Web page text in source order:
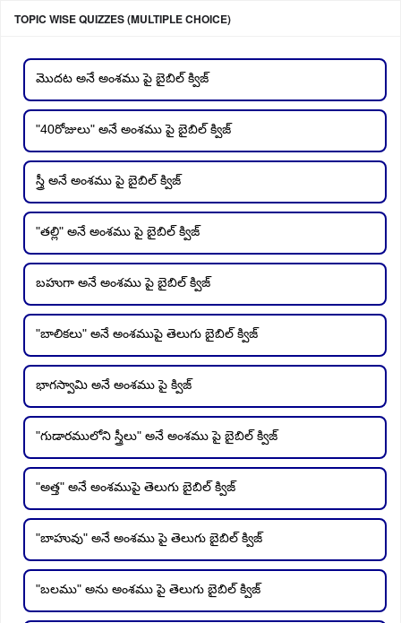
TOPIC WISE QUIZZES (MULTIPLE CHOICE)
మొదట అనే అంశము పై బైబిల్ క్విజ్
"40రోజులు" అనే అంశము పై బైబిల్ క్విజ్
స్త్రీ అనే అంశము పై బైబిల్ క్విజ్
"తల్లి" అనే అంశము పై బైబిల్ క్విజ్
బహుగా అనే అంశము పై బైబిల్ క్విజ్
"బాలికలు" అనే అంశముపై తెలుగు బైబిల్ క్విజ్
భాగస్వామి అనే అంశము పై క్విజ్
"గుడారములోని స్త్రీలు" అనే అంశము పై బైబిల్ క్విజ్
"అత్త" అనే అంశముపై తెలుగు బైబిల్ క్విజ్
"బాహువు" అనే అంశము పై తెలుగు బైబిల్ క్విజ్
"బలము" అను అంశము పై తెలుగు బైబిల్ క్విజ్